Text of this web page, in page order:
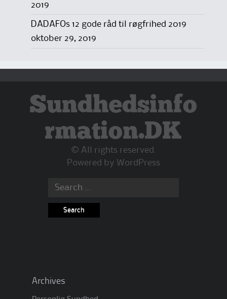
2019
DADAFOs 12 gode råd til røgfrihed 2019
oktober 29, 2019
Sundhedsinfo
rmation.DK
© All rights reserved.
Powered by WordPress
Search
Archives